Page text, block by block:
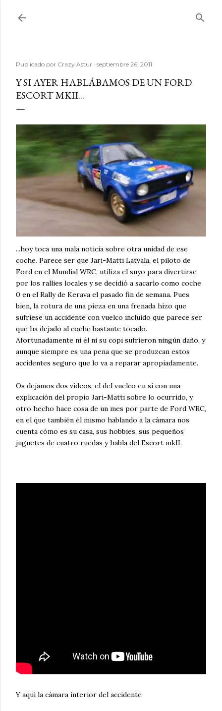
Publicado por Crazy Astur septiembre 26, 2011
Y SI AYER HABLÁBAMOS DE UN FORD
ESCORT MKII...
...hoy toca una mala noticia sobre otra unidad de ese
coche. Parece ser que Jari-Matti Latvala, el piloto de
Ford en el Mundial WRC, utiliza el suyo para divertirse
por los rallies locales y se decidió a sacarlo como coche
0 en el Rally de Kerava el pasado fin de semana. Pues
bien, la rotura de una pieza en una frenada hizo que
sufriese un accidente con vuelco incluido que parece ser
que ha dejado al coche bastante tocado.
Afortunadamente ni él ni su copi sufrieron ningún daño, y
aunque siempre es una pena que se produzcan estos
accidentes seguro que lo va a reparar apropiadamente.
Os dejamos dos vídeos, el del vuelco en sí con una
explicación del propio Jari-Matti sobre lo ocurrido, y
otro hecho hace cosa de un mes por parte de Ford WRC,
en el que también él mismo hablando a la cámara nos
cuenta cómo es su casa, sus hobbies, sus pequeños
juguetes de cuatro ruedas y habla del Escort mkII.
Y aquí la cámara interior del accidente